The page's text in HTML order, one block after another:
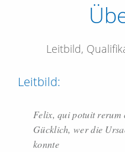
Leitbild,
Leitbild:
Felix, qui potuit rerum
Gücklich, wer die
konnte